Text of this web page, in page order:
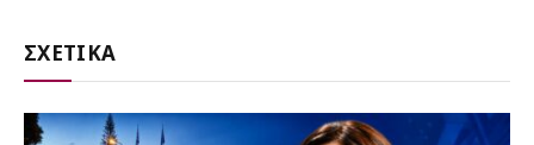
ΣΧΕΤΙΚΑ